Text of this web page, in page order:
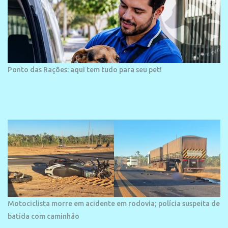
Ponto das Rações: aqui tem tudo para seu pet!
Motociclista morre em acidente em rodovia; polícia suspeita de
batida com caminhão